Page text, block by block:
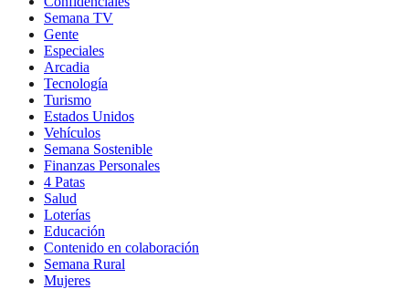
Semana TV
Gente
Especiales
Arcadia
Tecnología
Turismo
Estados Unidos
Vehículos
Semana Sostenible
Finanzas Personales
4 Patas
Salud
Loterías
Educación
Contenido en colaboración
Semana Rural
Mujeres